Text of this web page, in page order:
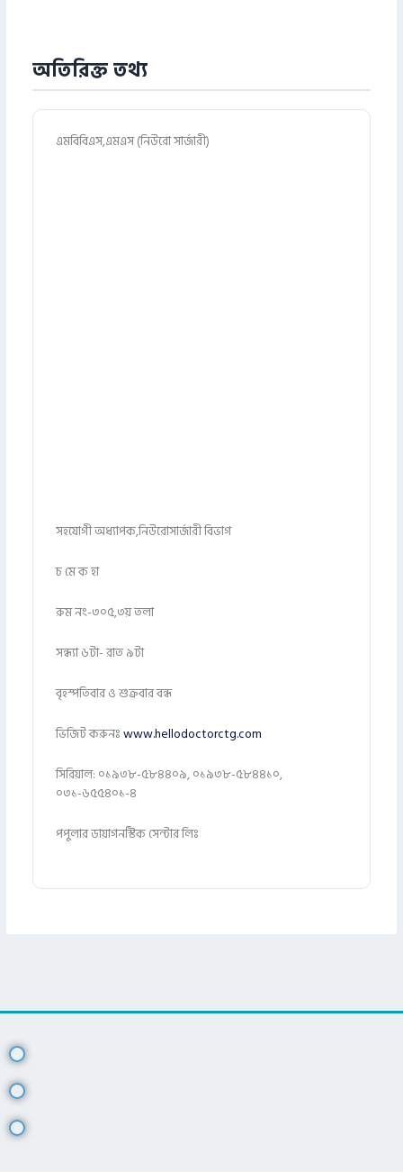
অতিরিক্ত তথ্য
এমবিবিএস,এমএস (নিউরো সার্জারী)
সহযোগী অধ্যাপক,নিউরোসার্জারী বিভাগ
চ মে ক হা
রুম নং-৩০৫,৩য় তলা
সন্ধ্যা ৬টা- রাত ৯টা
বৃহস্পতিবার ও শুক্রবার বন্ধ
ভিজিট করুনঃwww.hellodoctorctg.com
সিরিয়াল: ০১৯৩৮-৫৮৪৪০৯, ০১৯৩৮-৫৮৪৪১০,
০৩১-৬৫৫৪০১-৪
পপুলার ডায়াগনস্টিক সেন্টার লিঃ